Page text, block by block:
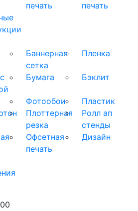
печать
печать
Баннерная
сетка
Пленка
Бумага Бэклит
Фотообои
Пластик
Плоттерная
резка
Ролл ап
стенды
Офсетная
печать
Дизайн